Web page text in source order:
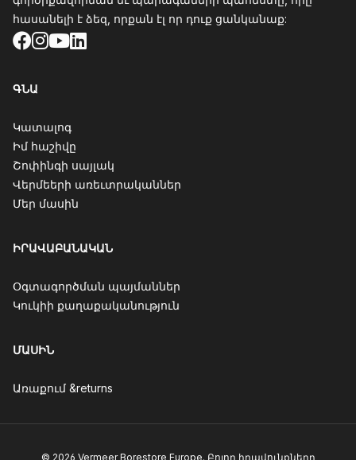
հասանելի է ձեզ, որքան էլ որ դուք ցանկանաք:
Facebook
Instagram
YouTube
LinkedIn
ԳՆԱ
Կատալոգ
Իմ հաշիվը
Շոփինգի սայլակ
Վերմեերի առեւտրականներ
Մեր մասին
ԻՐԱՎԱԲԱՆԱԿԱՆ
Օգտագործման պայմաններ
Կուկիի քաղաքականություն
ՄԱՍԻՆ
Առաքում &returns
© 2026 Vermeer Borestore Europe. Բոլոր իրավունքները